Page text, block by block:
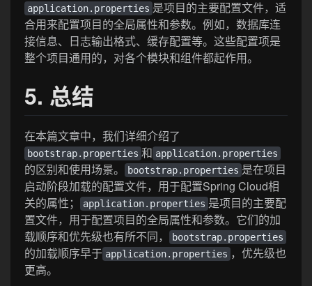
application.properties 是项目的主要配置文件，适
合用来配置项目的全局属性和参数。例如，数据库连
接信息、日志输出格式、缓存配置等。这些配置项是
整个项目通用的，对各个模块和组件都起作用。
5. 总结
在本篇文章中，我们详细介绍了
bootstrap.properties 和 application.properties
的区别和使用场景。 bootstrap.properties 是在项目
启动阶段加载的配置文件，用于配置Spring Cloud相
关的属性；
application.properties 是项目的主要配
置文件，用于配置项目的全局属性和参数。它们的加
载顺序和优先级也有所不同，
bootstrap.properties
的加载顺序早于 application.properties ，优先级也
更高。